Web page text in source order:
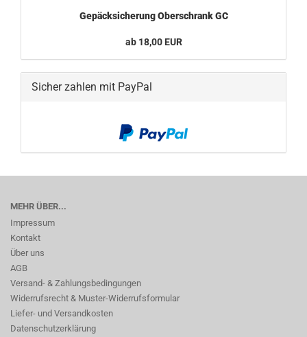
Gepäcksicherung Oberschrank GC
ab 18,00 EUR
Sicher zahlen mit PayPal
MEHR ÜBER...
Impressum
Kontakt
Über uns
AGB
Versand- & Zahlungsbedingungen
Widerrufsrecht & Muster-Widerrufsformular
Liefer- und Versandkosten
Datenschutzerklärung